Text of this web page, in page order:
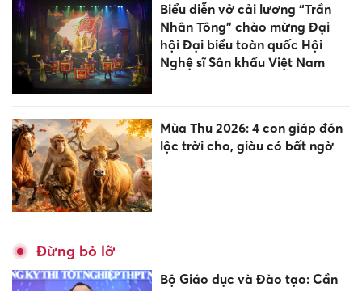
Biểu diễn vở cải lương “Trần
Nhân Tông” chào mừng Đại
hội Đại biểu toàn quốc Hội
Nghệ sĩ Sân khấu Việt Nam
Mùa Thu 2026: 4 con giáp đón
lộc trời cho, giàu có bất ngờ
Đừng bỏ lỡ
Bộ Giáo dục và Đào tạo: Cần